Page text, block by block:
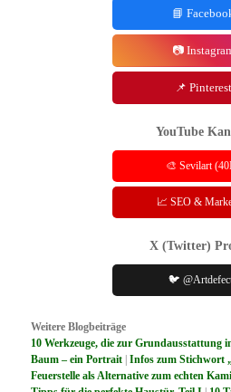
📘
📷
📌 Pinterest
YouTube
🎨 Sevilart
📈 SEO &
X (Twitter)
🐦
Weitere Blogbeiträge
10 Werkzeuge, die zur Grundausstattung
Baum – ein Portrait |Infos zum Stichwort
Feuerstelle als Alternative zum echten